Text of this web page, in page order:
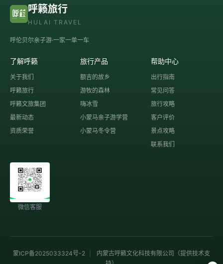
呼籁旅行
HULAI TRAVEL
呼伦贝尔亲子游·一家一单一车
了解呼籁
关于我们
呼籁旅行
呼籁文旅集团
最新动态
资质荣誉
旅行产品
额吉的故乡
游牧的森林
嗨冰雪
小蒙马亲子游学营
小蒙马冬令营
帮助中心
出行指南
常见问答
旅行攻略
客户评价
景点攻略
联系我们
微信客服
蒙ICP备2025033324号-2
内蒙古呼籁文化科技有限公司（提供技术支